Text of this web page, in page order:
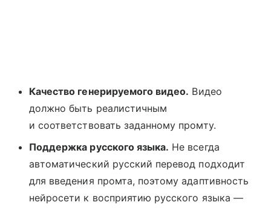
Качество генерируемого видео. Видео
должно быть реалистичным
и соответствовать заданному промту.
Поддержка русского языка. Не всегда
автоматический русский перевод подходит
для введения промта, поэтому адаптивность
нейросети к восприятию русского языка —